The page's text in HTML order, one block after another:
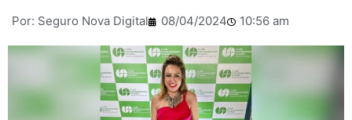
Por: Seguro Nova Digital 08/04/2024 10:56 am